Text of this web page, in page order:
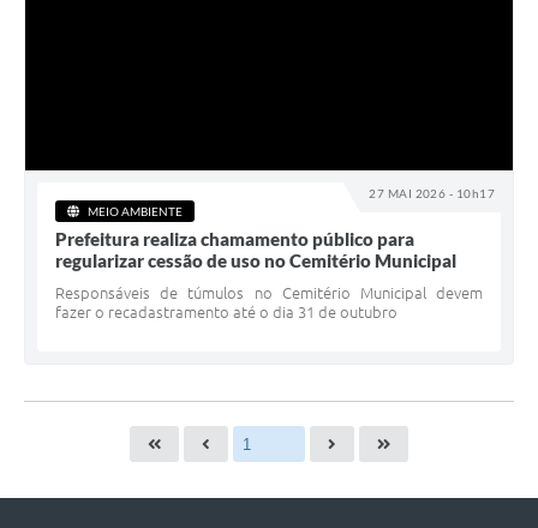
27 MAI 2026 - 10h17
MEIO AMBIENTE
Prefeitura realiza chamamento público para
regularizar cessão de uso no Cemitério Municipal
Responsáveis de túmulos no Cemitério Municipal devem
fazer o recadastramento até o dia 31 de outubro